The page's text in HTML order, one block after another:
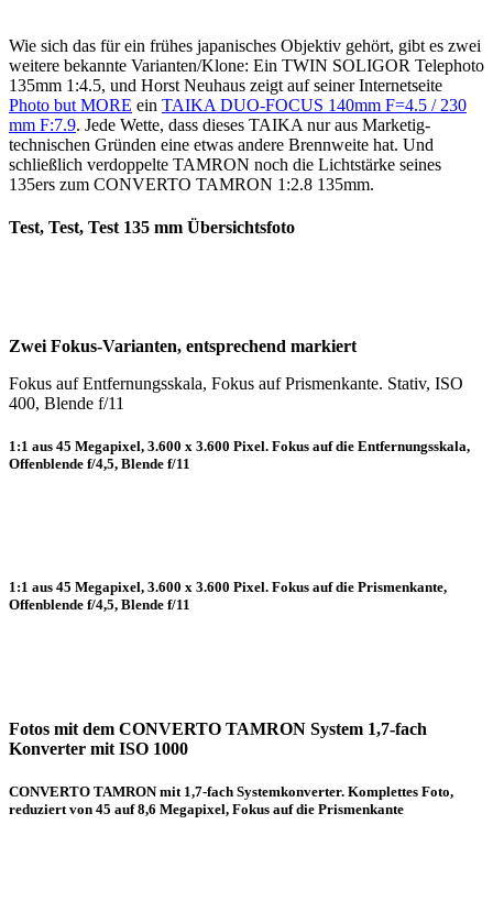
Wie sich das für ein frühes japanisches Objektiv gehört, gibt es zwei
weitere bekannte Varianten/Klone: Ein TWIN SOLIGOR Telephoto
135mm 1:4.5, und Horst Neuhaus zeigt auf seiner Internetseite
Photo but MORE ein TAIKA DUO-FOCUS 140mm F=4.5 / 230
mm F:7.9. Jede Wette, dass dieses TAIKA nur aus Marketig-
technischen Gründen eine etwas andere Brennweite hat. Und
schließlich verdoppelte TAMRON noch die Lichtstärke seines
135ers zum CONVERTO TAMRON 1:2.8 135mm.
Test, Test, Test 135 mm Übersichtsfoto
Zwei Fokus-Varianten, entsprechend markiert
Fokus auf Entfernungsskala, Fokus auf Prismenkante. Stativ, ISO
400, Blende f/11
1:1 aus 45 Megapixel, 3.600 x 3.600 Pixel. Fokus auf die Entfernungsskala,
Offenblende f/4,5, Blende f/11
1:1 aus 45 Megapixel, 3.600 x 3.600 Pixel. Fokus auf die Prismenkante,
Offenblende f/4,5, Blende f/11
Fotos mit dem CONVERTO TAMRON System 1,7-fach
Konverter mit ISO 1000
CONVERTO TAMRON mit 1,7-fach Systemkonverter. Komplettes Foto,
reduziert von 45 auf 8,6 Megapixel, Fokus auf die Prismenkante